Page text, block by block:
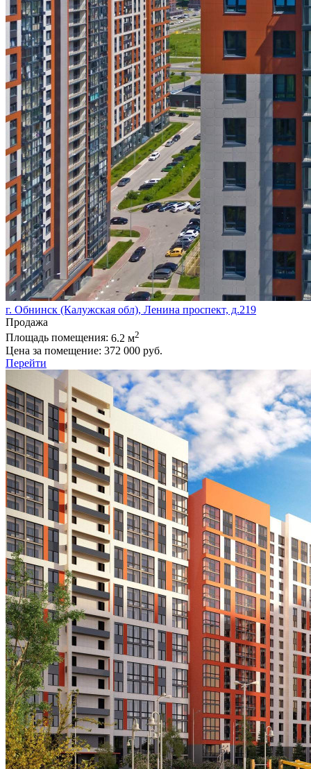
г. Обнинск (Калужская обл), Ленина проспект, д.219
Продажа
Площадь помещения: 6.2 м2
Цена за помещение: 372 000 руб.
Перейти